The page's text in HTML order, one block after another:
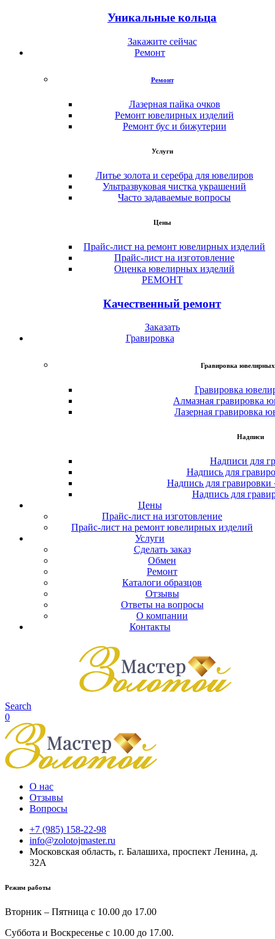
Уникальные кольца
Закажите сейчас
Ремонт
Ремонт
Лазерная пайка очков
Ремонт ювелирных изделий
Ремонт бус и бижутерии
Услуги
Литье золота и серебра для ювелиров
Ультразвуковая чистка украшений
Часто задаваемые вопросы
Цены
Прайс-лист на ремонт ювелирных изделий
Прайс-лист на изготовление
Оценка ювелирных изделий
РЕМОНТ
Качественный ремонт
Заказать
Гравировка
Гравировка ювелирных
Гравировка
Алмазная гравировка
Лазерная гравировка
Надписи
Надписи для
Надпись для
Надпись для
Надпись для
Цены
Прайс-лист на изготовление
Прайс-лист на ремонт ювелирных изделий
Услуги
Сделать заказ
Обмен
Ремонт
Каталоги образцов
Отзывы
Ответы на вопросы
О компании
Контакты
Search
0
О нас
Отзывы
Вопросы
+7 (985) 158-22-98
info@zolotojmaster.ru
Московская область, г. Балашиха, проспект Ленина, д.
32А
Режим работы
Вторник – Пятница с 10.00 до 17.00
Суббота и Воскресенье с 10.00 до 17.00.